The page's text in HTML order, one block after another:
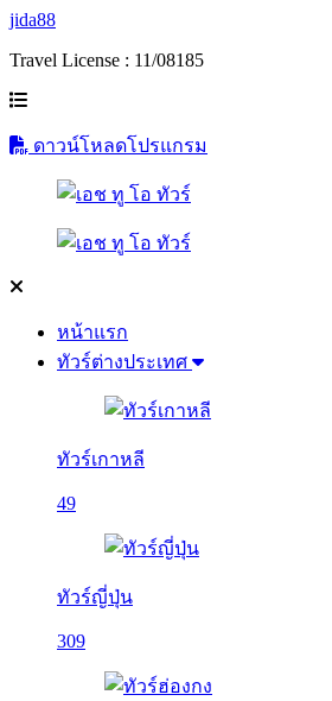
jida88
Travel License : 11/08185
ดาวน์โหลดโปรแกรม
หน้าแรก
ทัวร์ต่างประเทศ
ทัวร์เกาหลี
49
ทัวร์ญี่ปุ่น
309